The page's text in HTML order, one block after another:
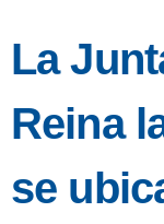
La
Reina
se